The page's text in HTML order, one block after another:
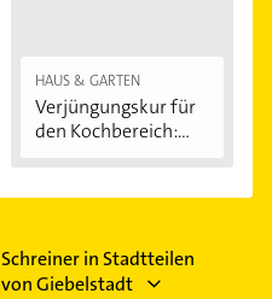
HAUS & GARTEN
Verjüngungskur für
den Kochbereich:...
Schreiner in Stadtteilen
von Giebelstadt